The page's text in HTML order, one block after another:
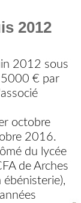
2012
2012 sous
5000 € par
octobre
2016.
du lycée
de Arches